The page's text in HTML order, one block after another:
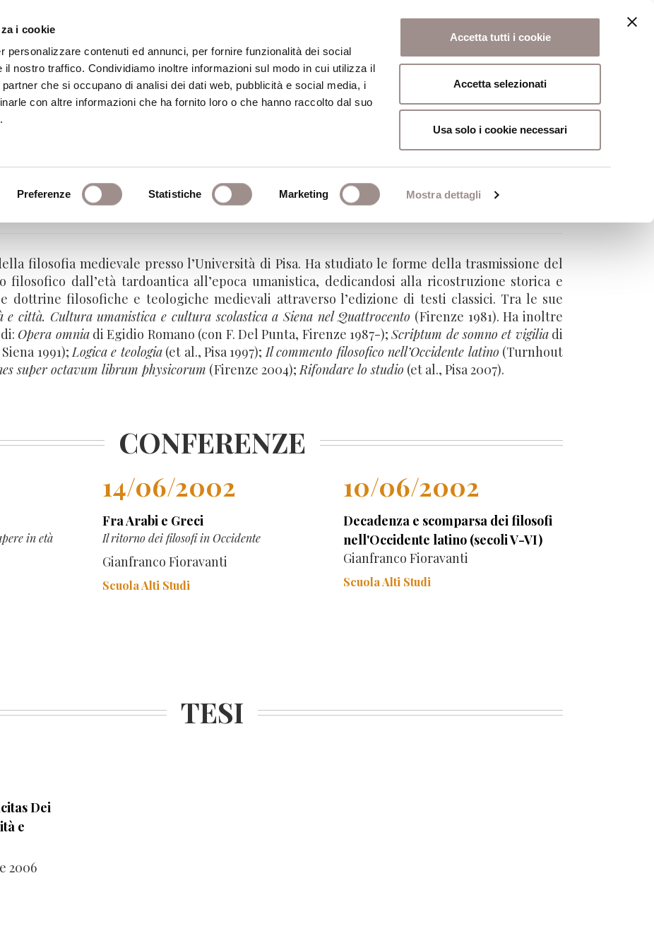
i cookie
personalizzare contenuti ed annunci, per fornire funzionalità dei social
il nostro traffico. Condividiamo inoltre informazioni sul modo in cui utilizza il
che si occupano di analisi dei dati web, pubblicità e social media, i
con altre informazioni che ha fornito loro o che hanno raccolto dal suo
Preferenze Statistiche Marketing Mostra dettagli
Accetta tutti i cookie
Accetta selezionati
Usa solo i cookie necessari
Centro Culturale Centro Studi Religiosi Scuola Alti Studi
medievale - Università di Pisa
filosofia medievale presso l’Università di Pisa. Ha studiato le forme della trasmissione del
filosofico dall’età tardoantica all’epoca umanistica, dedicandosi alla ricostruzione storica e
dottrine filosofiche e teologiche medievali attraverso l’edizione di testi classici. Tra le sue
e città. Cultura umanistica e cultura scolastica a Siena nel Quattrocento (Firenze 1981). Ha inoltre
Opera omniadi Egidio Romano (con F. Del Punta, Firenze 1987-);Scriptum de somno et vigiliadi
1991);Logica e teologia(et al., Pisa 1997);Il commento filosofico nell’Occidente latino (Turnhout
super octavum librum physicorum (Firenze 2004);Rifondare lo studio (et al., Pisa 2007).
CONFERENZE
in età
14/06/2002
Fra Arabi e Greci
Il ritorno dei filosofi in Occidente
Gianfranco Fioravanti
Scuola Alti Studi
10/06/2002
Decadenza e scomparsa dei filosofi
nell'Occidente latino (secoli V-VI)
Gianfranco Fioravanti
Scuola Alti Studi
TESI
Dei
e
2006